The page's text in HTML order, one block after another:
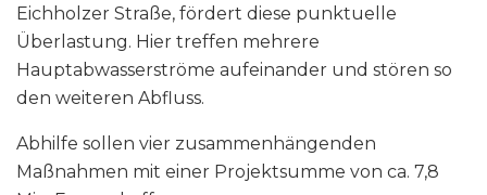
Eichholzer Straße, fördert diese punktuelle
Überlastung. Hier treffen mehrere
Hauptabwasserströme aufeinander und stören so
den weiteren Abfluss.
Abhilfe sollen vier zusammenhängenden
Maßnahmen mit einer Projektsumme von ca. 7,8